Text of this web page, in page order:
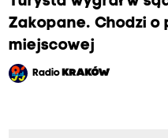
Zakopane. Chodzi o
miejscowej
Radio KRAKÓW